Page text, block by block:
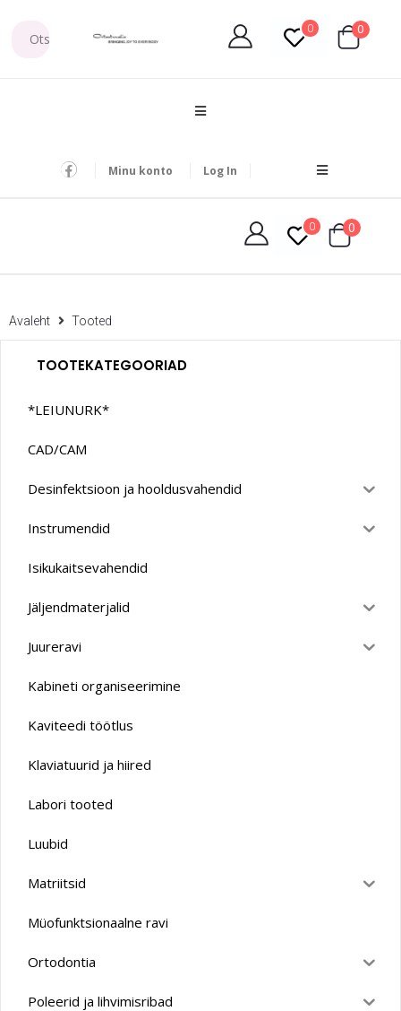
0 0
Minu konto Log In
0 0
Avaleht Tooted
TOOTEKATEGOORIAD
*LEIUNURK*
CAD/CAM
Desinfektsioon ja hooldusvahendid
Instrumendid
Isikukaitsevahendid
Jäljendmaterjalid
Juureravi
Kabineti organiseerimine
Kaviteedi töötlus
Klaviatuurid ja hiired
Labori tooted
Luubid
Matriitsid
Müofunktsionaalne ravi
Ortodontia
Poleerid ja lihvimisribad